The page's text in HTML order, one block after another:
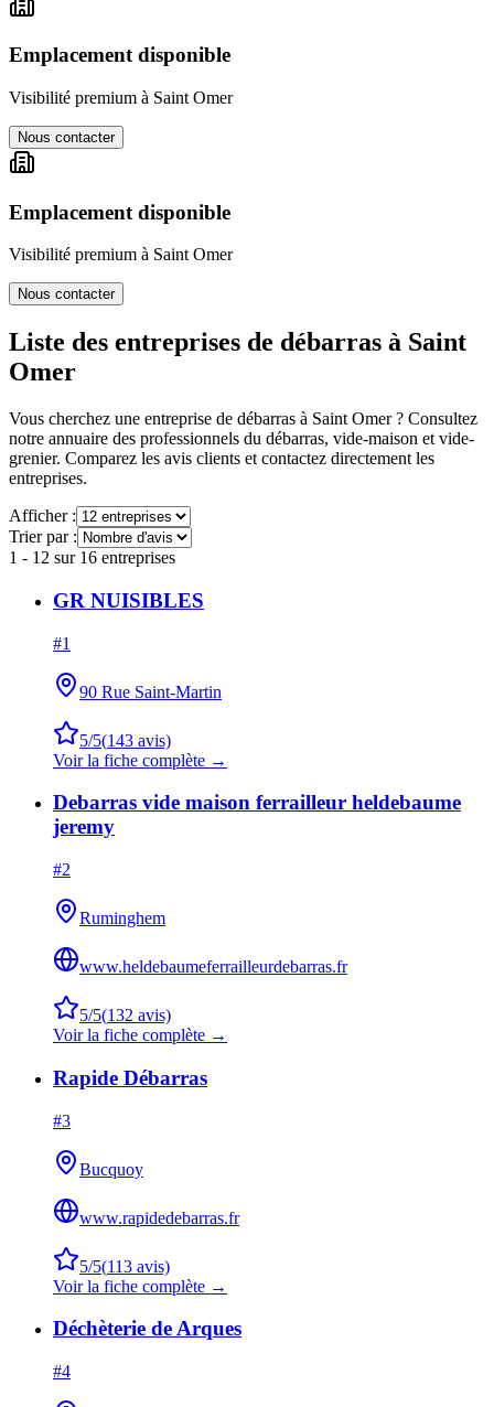
Emplacement disponible
Visibilité premium à Saint Omer
Nous contacter
Emplacement disponible
Visibilité premium à Saint Omer
Nous contacter
Liste des entreprises de débarras à Saint
Omer
Vous cherchez une entreprise de débarras à Saint Omer? Consultez
notre annuaire des professionnels du débarras, vide-maison et vide-
grenier. Comparez les avis clients et contactez directement les
entreprises.
Afficher :
Trier par :
1 - 12 sur 16 entreprises
GR NUISIBLES
#1
90 Rue Saint-Martin
5/5(143 avis)
Voir la fiche complète →
Debarras vide maison ferrailleur heldebaume
jeremy
#2
Ruminghem
www.heldebaumeferrailleurdebarras.fr
5/5(132 avis)
Voir la fiche complète →
Rapide Débarras
#3
Bucquoy
www.rapidedebarras.fr
5/5(113 avis)
Voir la fiche complète →
Déchèterie de Arques
#4